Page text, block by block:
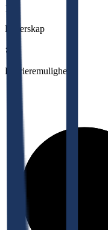
1,6
Lederskap
Karrieremuligheter